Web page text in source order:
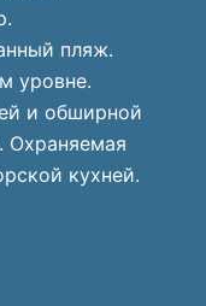
пляж.
уровне.
и обширной
Охраняемая
кухней.